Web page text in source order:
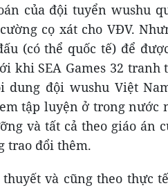
của đội tuyển wushu
cọ xát cho VĐV.
(có thể quốc tế) để
khi SEA Games 32
dung đội wushu Việt
em tập luyện ở trong
và tất cả theo giáo án
trao đổi thêm.
thuyết và cũng theo thực